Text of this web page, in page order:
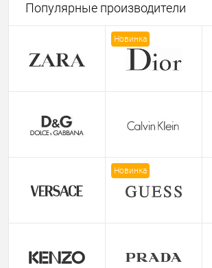
Популярные производители
Новинка
Новинка